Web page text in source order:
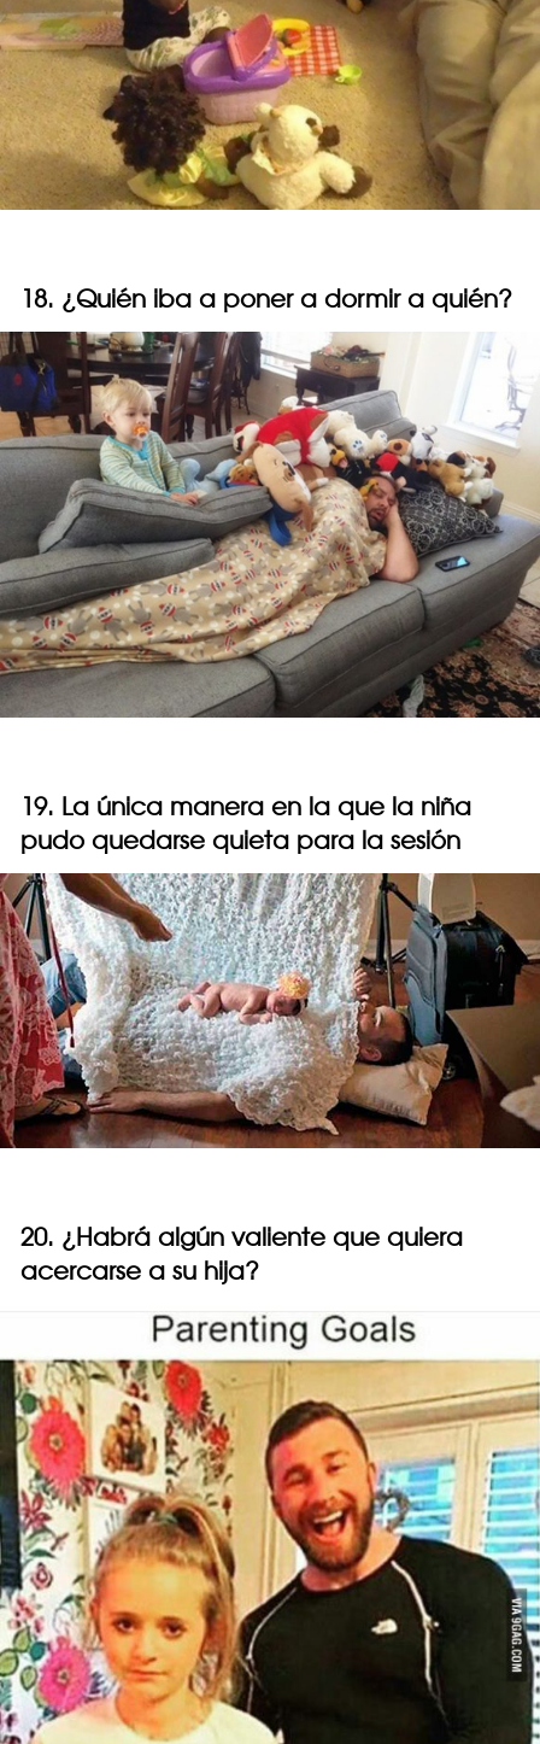
18. ¿Quién iba a poner a dormir a quién?
19. La única manera en la que la niña
pudo quedarse quieta para la sesión
20. ¿Habrá algún valiente que quiera
acercarse a su hija?